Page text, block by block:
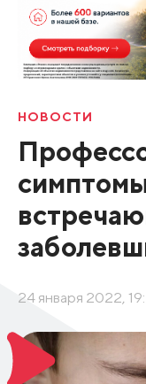
НОВОСТИ
24 января 2022,